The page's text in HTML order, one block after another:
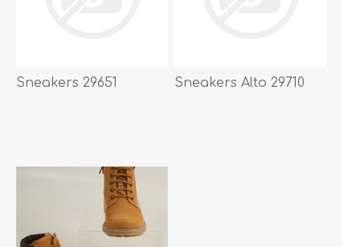
Sneakers 29651 Sneakers Alto 29710